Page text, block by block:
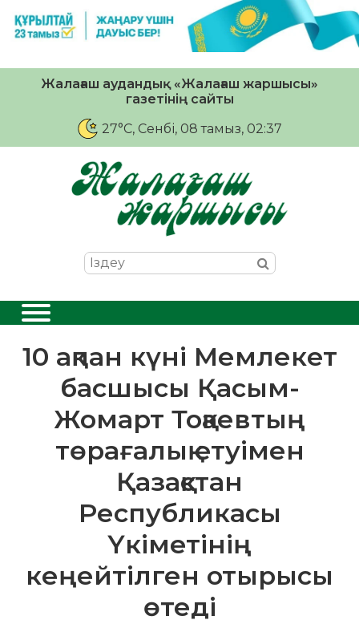
Жалағаш аудандық «Жалағаш жаршысы»
газетінің сайты
27°C, Сенбі, 08 тамыз, 02:37
10 ақпан күні Мемлекет
басшысы Қасым-
Жомарт Тоқаевтың
төрағалық етуімен
Қазақстан
Республикасы
Үкіметінің
кеңейтілген отырысы
өтеді